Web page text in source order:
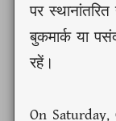
Downloads:
ᤕᤠᤰᤌᤢᤩ ᤛᤰᤛᤰ
ᤁᤣ᤺ᤶᤐᤪᤱ ᤏᤢ ᤔᤢᤰᤑᤣᤪᤱ
पर
बुकमार्क या
रहें।
On